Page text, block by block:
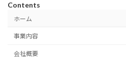
Contents
ホーム
事業内容
会社概要